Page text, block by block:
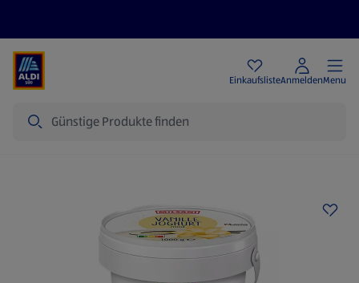
EinkaufslisteAnmeldenMenu